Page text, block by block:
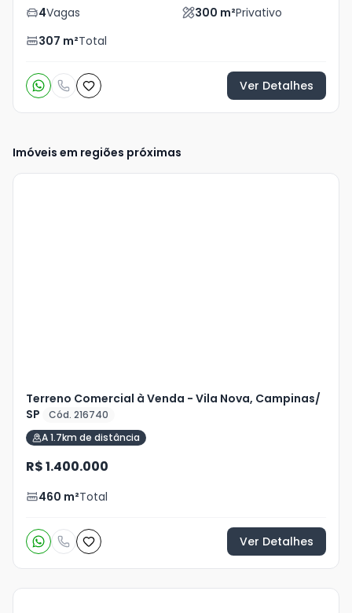
4Vagas 300 m²Privativo
307 m²Total
Ver Detalhes
Imóveis em regiões próximas
Terreno Comercial à Venda - Vila Nova, Campinas/
SP
Cód. 216740
A 1.7km de distância
R$ 1.400.000
460 m²Total
Ver Detalhes